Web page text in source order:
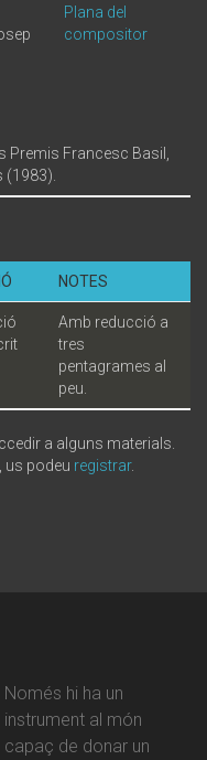
Plana del
compositor
Premis Francesc Basil,
(1983).
NOTES
Amb reducció a
tres
pentagrames al
peu.
a alguns materials.
us podeu registrar.
Només hi ha un
instrument al món
capaç de donar un